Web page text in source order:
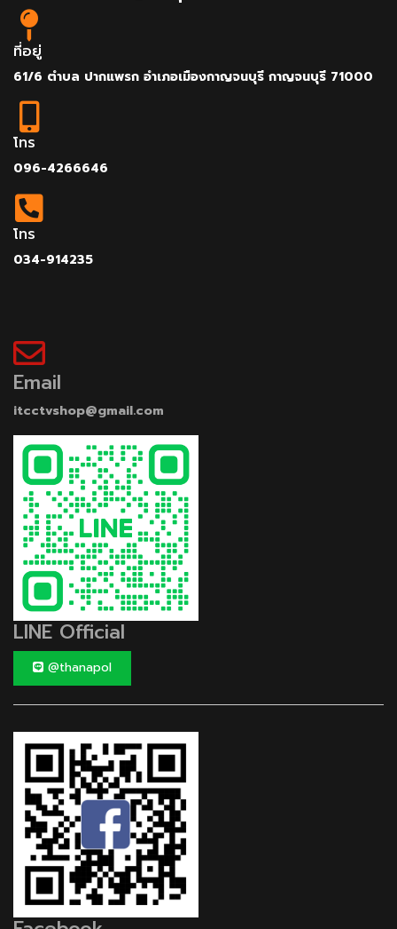
ที่อยู่
61/6 ตำบล ปากแพรก อำเภอเมืองกาญจนบุรี กาญจนบุรี 71000
โทร
096-4266646
โทร
034-914235
Email
itcctvshop@gmail.com
LINE Official
@thanapol